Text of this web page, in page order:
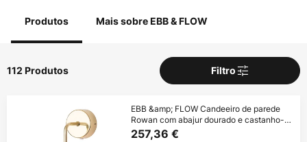
Produtos Mais sobre EBB & FLOW
112 Produtos Filtro
EBB &amp; FLOW Candeeiro de parede
Rowan com abajur dourado e castanho-
rosa
257,36 €